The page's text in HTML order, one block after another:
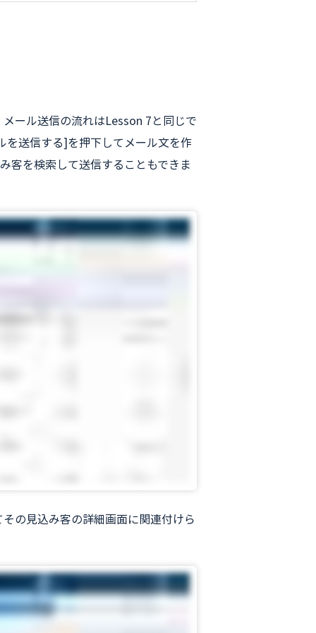
ール送信の流れはLesson 7と同じで
を送信する]を押下してメール文を作
客を検索して送信することもできま
の見込み客の詳細画面に関連付けら